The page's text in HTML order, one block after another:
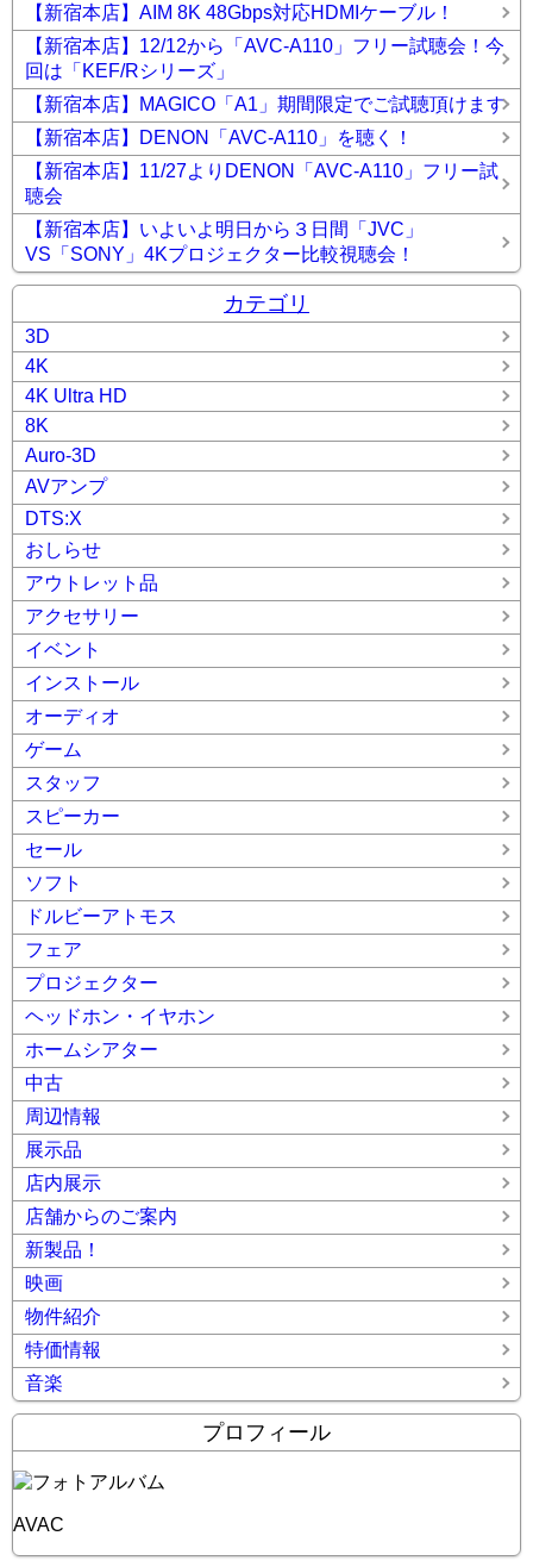
【新宿本店】AIM 8K 48Gbps対応HDMIケーブル！
【新宿本店】12/12から「AVC-A110」フリー試聴会！今
回は「KEF/Rシリーズ」
【新宿本店】MAGICO「A1」期間限定でご試聴頂けます
【新宿本店】DENON「AVC-A110」を聴く！
【新宿本店】11/27よりDENON「AVC-A110」フリー試
聴会
【新宿本店】いよいよ明日から３日間「JVC」
VS「SONY」4Kプロジェクター比較視聴会！
カテゴリ
3D
4K
4K Ultra HD
8K
Auro-3D
AVアンプ
DTS:X
おしらせ
アウトレット品
アクセサリー
イベント
インストール
オーディオ
ゲーム
スタッフ
スピーカー
セール
ソフト
ドルビーアトモス
フェア
プロジェクター
ヘッドホン・イヤホン
ホームシアター
中古
周辺情報
展示品
店内展示
店舗からのご案内
新製品！
映画
物件紹介
特価情報
音楽
プロフィール
AVAC